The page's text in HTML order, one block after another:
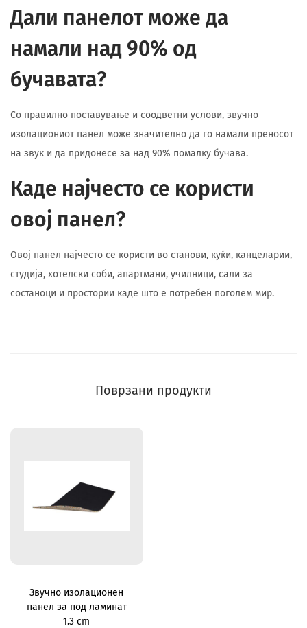
Дали панелот може да
намали над 90% од
бучавата?
Со правилно поставување и соодветни услови, звучно
изолациониот панел може значително да го намали преносот
на звук и да придонесе за над 90% помалку бучава.
Каде најчесто се користи
овој панел?
Овој панел најчесто се користи во станови, куќи, канцеларии,
студија, хотелски соби, апартмани, училници, сали за
состаноци и простории каде што е потребен поголем мир.
Поврзани продукти
Звучно изолационен
панел за под ламинат
1.3 cm